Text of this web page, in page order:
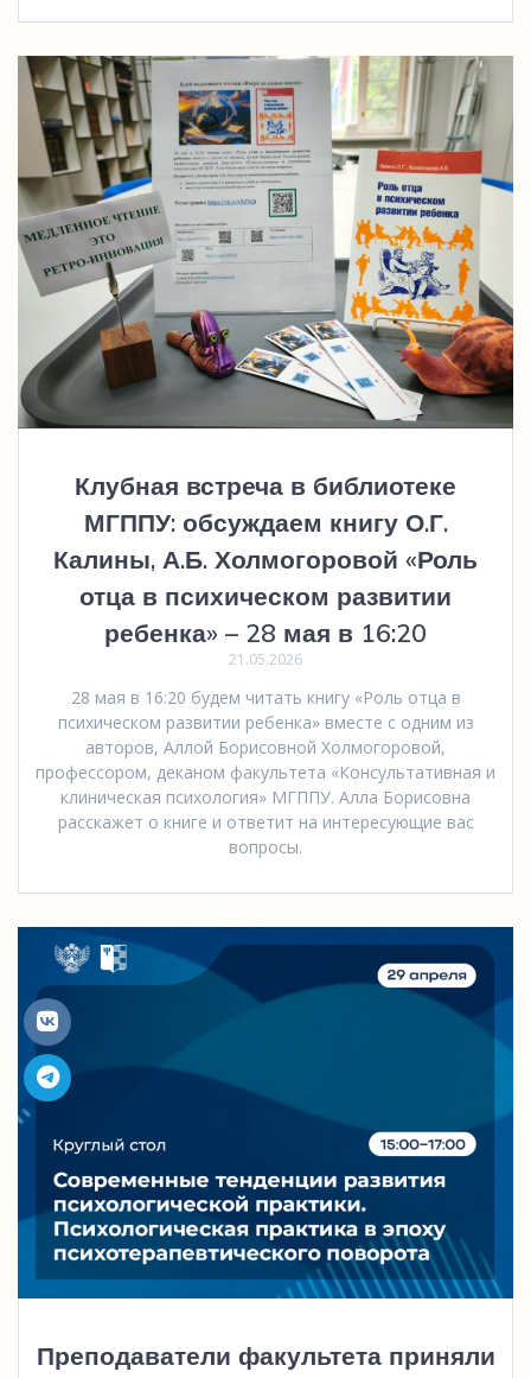
Клубная встреча в библиотеке
МГППУ: обсуждаем книгу О.Г.
Калины, А.Б. Холмогоровой «Роль
отца в психическом развитии
ребенка» – 28 мая в 16:20
21.05.2026
28 мая в 16:20 будем читать книгу «Роль отца в
психическом развитии ребенка» вместе с одним из
авторов, Аллой Борисовной Холмогоровой,
профессором, деканом факультета «Консультативная и
клиническая психология» МГППУ. Алла Борисовна
расскажет о книге и ответит на интересующие вас
вопросы.
Преподаватели факультета приняли